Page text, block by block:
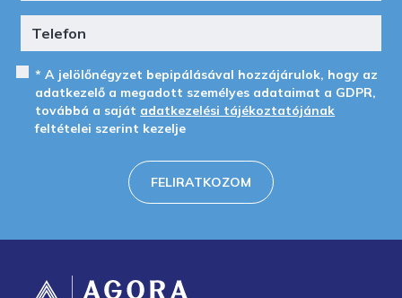
* A jelölőnégyzet bepipálásával hozzájárulok, hogy az
adatkezelő a megadott személyes adataimat a GDPR,
továbbá a saját adatkezelési tájékoztatójának
feltételei szerint kezelje
FELIRATKOZOM